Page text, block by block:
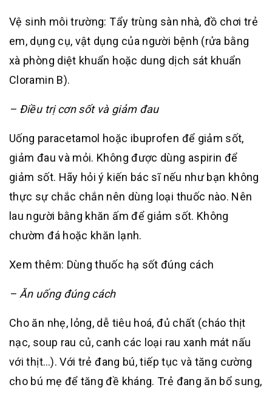
Vệ sinh môi trường: Tẩy trùng sàn nhà, đồ chơi trẻ
em, dụng cụ, vật dụng của người bệnh (rửa bằng
xà phòng diệt khuẩn hoặc dung dịch sát khuẩn
Cloramin B).
– Điều trị cơn sốt và giảm đau
Uống paracetamol hoặc ibuprofen để giảm sốt,
giảm đau và mỏi. Không được dùng aspirin để
giảm sốt. Hãy hỏi ý kiến bác sĩ nếu như bạn không
thực sự chắc chắn nên dùng loại thuốc nào. Nên
lau người bằng khăn ấm để giảm sốt. Không
chườm đá hoặc khăn lạnh.
Xem thêm: Dùng thuốc hạ sốt đúng cách
– Ăn uống đúng cách
Cho ăn nhẹ, lỏng, dễ tiêu hoá, đủ chất (cháo thịt
nạc, soup rau củ, canh các loại rau xanh mát nấu
với thịt…). Với trẻ đang bú, tiếp tục và tăng cường
cho bú mẹ để tăng đề kháng. Trẻ đang ăn bổ sung,